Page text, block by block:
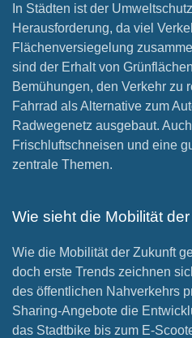
In Städten ist der
Herausforderung, da viel
Flächenversiegelung
sind der Erhalt von
Bemühungen, den Verkehr zu
Fahrrad als Alternative zum
Radwegenetz ausgebaut.
Frischluftschneisen und eine
zentrale Themen.
Wie sieht die Mobilität
Wie die Mobilität der Zukunft
doch erste Trends zeichnen
des öffentlichen Nahverkehrs
Sharing-Angebote die
das Stadtbike bis zum E-